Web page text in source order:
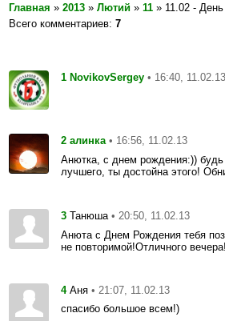
Главная » 2013 » Лютий » 11 » 11.02 -
Всего комментариев: 7
1 NovikovSergey • 16:40, 11.02.13
2 алинка • 16:56, 11.02.13
Анютка, с днем рождения:)) будь
лучшего, ты достойна этого!
3 Танюша • 20:50, 11.02.13
Анюта с Днем Рождения тебя
не повторимой!Отличного вечера!
4 Аня • 21:07, 11.02.13
спасибо большое всем!)